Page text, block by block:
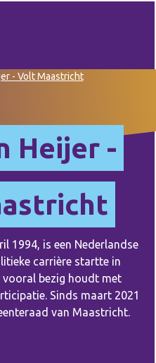
- Volt Maastricht
Heijer -
1994, is een Nederlandse
carrière startte in
bezig houdt met
Sinds maart 2021
van Maastricht.